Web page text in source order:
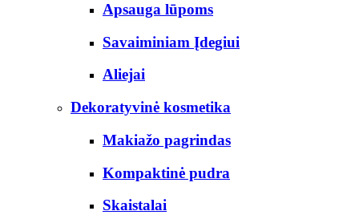
Apsauga lūpoms
Savaiminiam Įdegiui
Aliejai
Dekoratyvinė kosmetika
Makiažo pagrindas
Kompaktinė pudra
Skaistalai